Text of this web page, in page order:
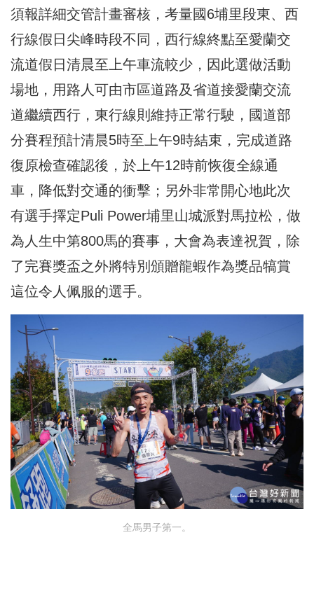
須報詳細交管計畫審核，考量國6埔里段東、西
行線假日尖峰時段不同，西行線終點至愛蘭交
流道假日清晨至上午車流較少，因此選做活動
場地，用路人可由市區道路及省道接愛蘭交流
道繼續西行，東行線則維持正常行駛，國道部
分賽程預計清晨5時至上午9時結束，完成道路
復原檢查確認後，於上午12時前恢復全線通
車，降低對交通的衝擊；另外非常開心地此次
有選手擇定Puli Power埔里山城派對馬拉松，做
為人生中第800馬的賽事，大會為表達祝賀，除
了完賽獎盃之外將特別頒贈龍蝦作為獎品犒賞
這位令人佩服的選手。
全馬男子第一。